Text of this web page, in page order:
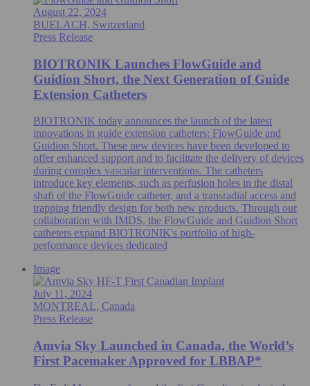
August 22, 2024
BUELACH, Switzerland
Press Release
BIOTRONIK Launches FlowGuide and
Guidion Short, the Next Generation of Guide
Extension Catheters
BIOTRONIK today announces the launch of the latest
innovations in guide extension catheters: FlowGuide and
Guidion Short. These new devices have been developed to
offer enhanced support and to facilitate the delivery of devices
during complex vascular interventions. The catheters
introduce key elements, such as perfusion holes in the distal
shaft of the FlowGuide catheter, and a transradial access and
trapping friendly design for both new products. Through our
collaboration with IMDS, the FlowGuide and Guidion Short
catheters expand BIOTRONIK's portfolio of high-
performance devices dedicated
Image
July 11, 2024
MONTREAL, Canada
Press Release
Amvia Sky Launched in Canada, the World’s
First Pacemaker Approved for LBBAP*